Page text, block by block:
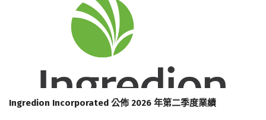
Ingredion Incorporated 公佈 2026 年第二季度業績